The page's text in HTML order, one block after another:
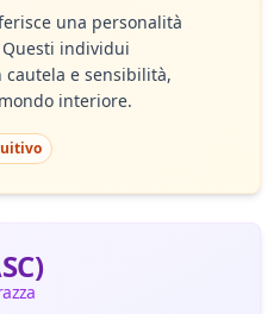
una personalità
individui
e sensibilità,
interiore.